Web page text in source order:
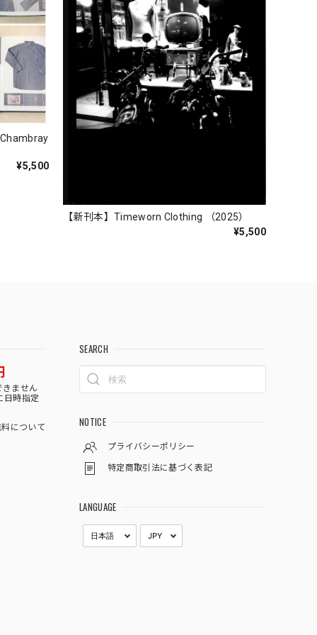
¥5,500
【新刊本】Timeworn Clothing （2025）
¥5,500
きません
日時指定
について
SEARCH
NOTICE
プライバシーポリシー
特定商取引法に基づく表記
LANGUAGE